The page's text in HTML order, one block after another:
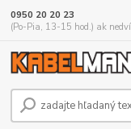
0950 20 20 23
(Po-Pia, 13-15 hod.) ak